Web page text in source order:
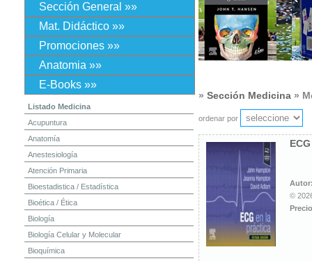
Sección General »»
Mat. Didáctico »»
Promociones »»
Anatomia »»
E-Books »»
Listado Medicina
Acupuntura
Anatomía
Anestesiología
Atención Primaria
Bioestadistica / Estadística
Bioética / Ética
Biología
Biología Celular y Molecular
Bioquímica
» Sección Medicina »
ordenar por
©